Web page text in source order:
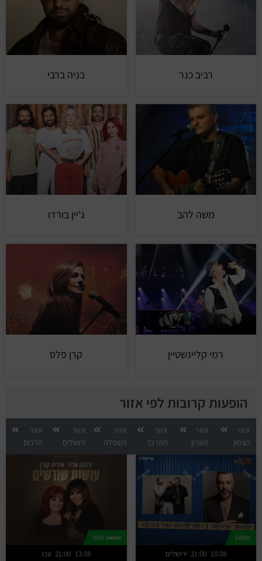
רביב כנר בניה ברבי
משה להב ג'יין בורדו
רמי קליינשטיין קרן פלס
הופעות קרובות לפי אזור
אזור
הצפון
אזור
השרון
אזור
המרכז
אזור
השפלה
אזור
ירושלים
אזור
הדרום
549₪
ירושלים 21:00 10.08
140₪
99₪
עכו 21:00 13.08